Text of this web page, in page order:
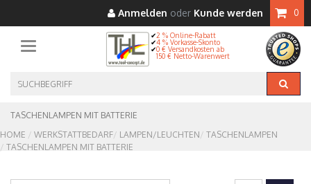
Anmelden oder Kunde werden 0
Toggle navigation
2 % Online-Rabatt
4 % Vorkasse-Skonto
0 € Versandkosten ab
150 € Netto-Warenwert
TASCHENLAMPEN MIT BATTERIE
HOME
WERKSTATTBEDARF LAMPEN/LEUCHTEN
TASCHENLAMPEN
TASCHENLAMPEN MIT BATTERIE